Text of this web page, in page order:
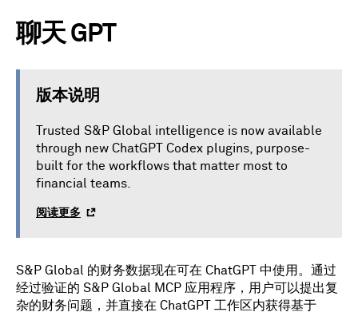
聊天 GPT
版本说明
Trusted S&P Global intelligence is now available
through new ChatGPT Codex plugins, purpose-
built for the workflows that matter most to
financial teams.
阅读更多
S&P Global 的财务数据现在可在 ChatGPT 中使用。通过
经过验证的 S&P Global MCP 应用程序，用户可以提出复
杂的财务问题，并直接在 ChatGPT 工作区内获得基于